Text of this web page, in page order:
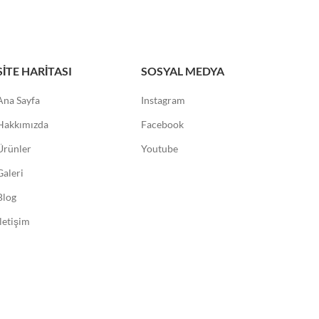
HARITASI
Sayfa
SOSYAL MEDYA
Instagram
Facebook
Youtube